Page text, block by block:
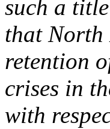
such a
that North
retention
crises in
with